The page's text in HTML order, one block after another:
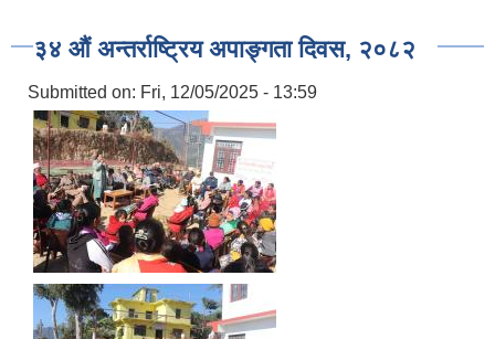
३४ औं अन्तर्राष्ट्रिय अपाङ्गता दिवस, २०८२
Submitted on: Fri, 12/05/2025 - 13:59